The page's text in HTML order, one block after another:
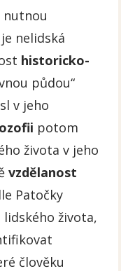
nutnou
nelidská
historicko-
půdou“
v jeho
potom
života v jeho
vzdělanost
Patočky
života,
člověku